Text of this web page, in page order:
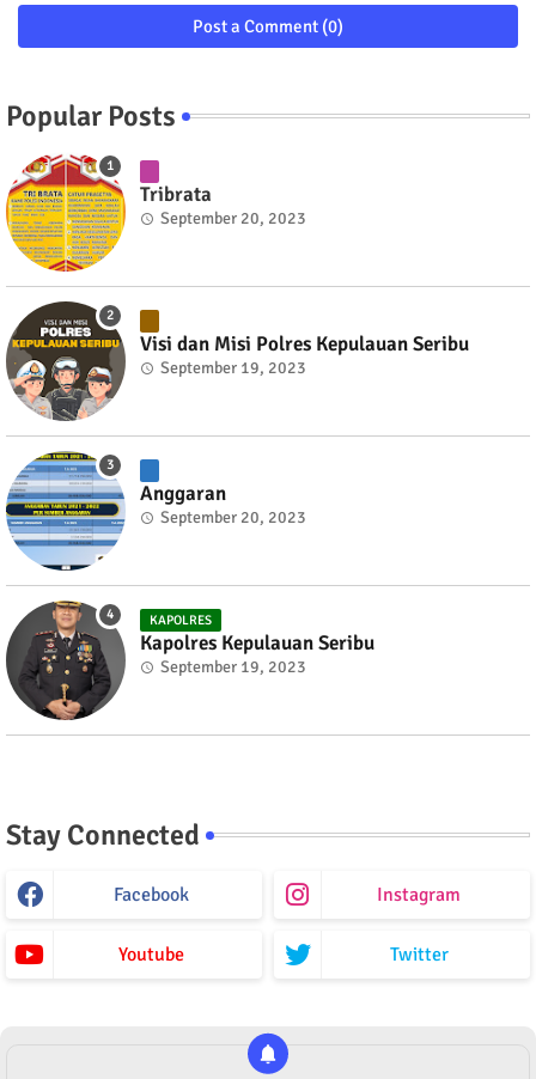
Post a Comment (0)
Popular Posts
Tribrata
September 20, 2023
Visi dan Misi Polres Kepulauan Seribu
September 19, 2023
Anggaran
September 20, 2023
KAPOLRES
Kapolres Kepulauan Seribu
September 19, 2023
Stay Connected
Facebook Instagram
Youtube Twitter